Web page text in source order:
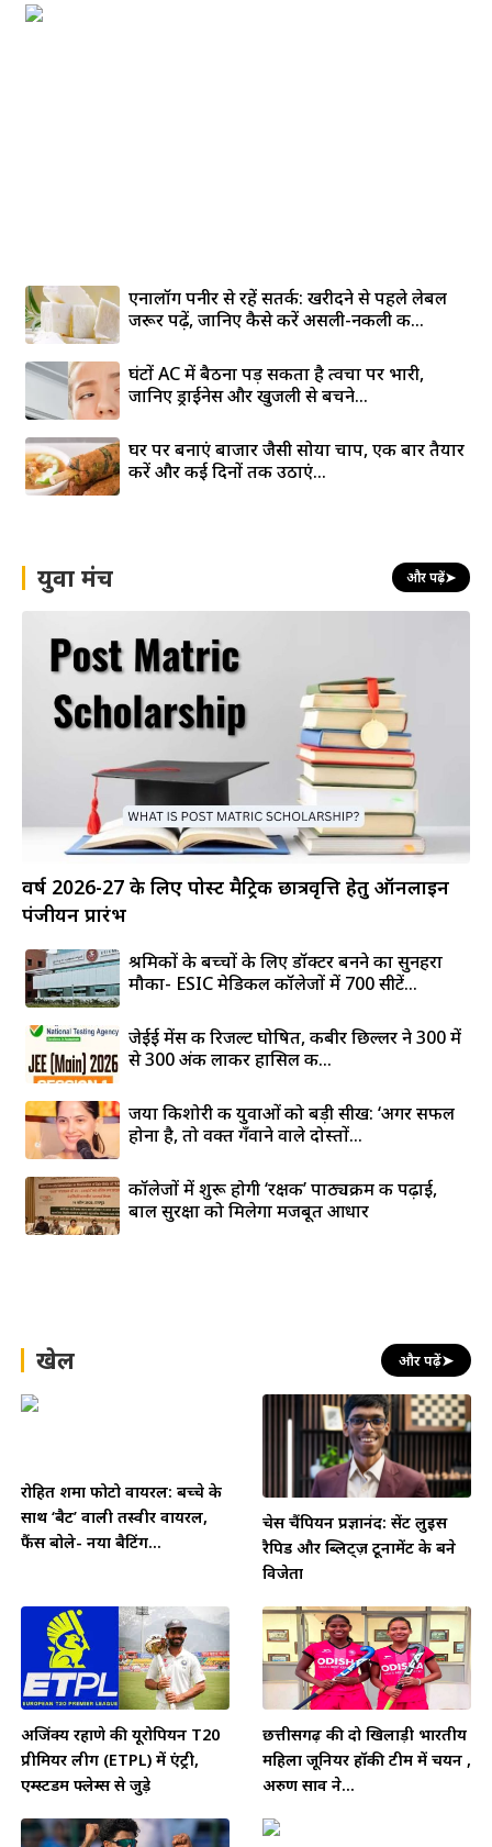
एनालॉग पनीर से रहें सतर्क: खरीदने से पहले लेबल
जरूर पढ़ें, जानिए कैसे करें असली-नकली की...
घंटों AC में बैठना पड़ सकता है त्वचा पर भारी,
जानिए ड्राईनेस और खुजली से बचने...
घर पर बनाएं बाजार जैसी सोया चाप, एक बार तैयार
करें और कई दिनों तक उठाएं...
युवा मंच और पढ़ें➤
वर्ष 2026-27 के लिए पोस्ट मैट्रिक छात्रवृत्ति हेतु ऑनलाइन
पंजीयन प्रारंभ
श्रमिकों के बच्चों के लिए डॉक्टर बनने का सुनहरा
मौका- ESIC मेडिकल कॉलेजों में 700 सीटें...
जेईई मेंस की रिजल्ट घोषित, कबीर छिल्लर ने 300 में
से 300 अंक लाकर हासिल की...
जया किशोरी की युवाओं को बड़ी सीख: ‘अगर सफल
होना है, तो वक्त गँवाने वाले दोस्तों...
कॉलेजों में शुरू होगी ‘रक्षक’ पाठ्यक्रम की पढ़ाई,
बाल सुरक्षा को मिलेगा मजबूत आधार
खेल और पढ़ें➤
रोहित शर्मा फोटो वायरल: बच्चे के
साथ ‘बैट’ वाली तस्वीर वायरल,
फैंस बोले- नया बैटिंग...
चेस चैंपियन प्रज्ञानंद: सेंट लुइस
रैपिड और ब्लिट्ज़ टूर्नामेंट के बने
विजेता
अजिंक्य रहाणे की यूरोपियन T20
प्रीमियर लीग (ETPL) में एंट्री,
एम्स्टर्डम फ्लेम्स से जुड़े
छत्तीसगढ़ की दो खिलाड़ी भारतीय
महिला जूनियर हॉकी टीम में चयन ,
अरुण साव ने...